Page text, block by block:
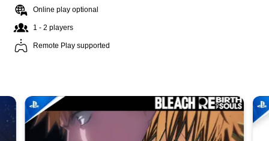
Online play optional
1 - 2 players
Remote Play supported